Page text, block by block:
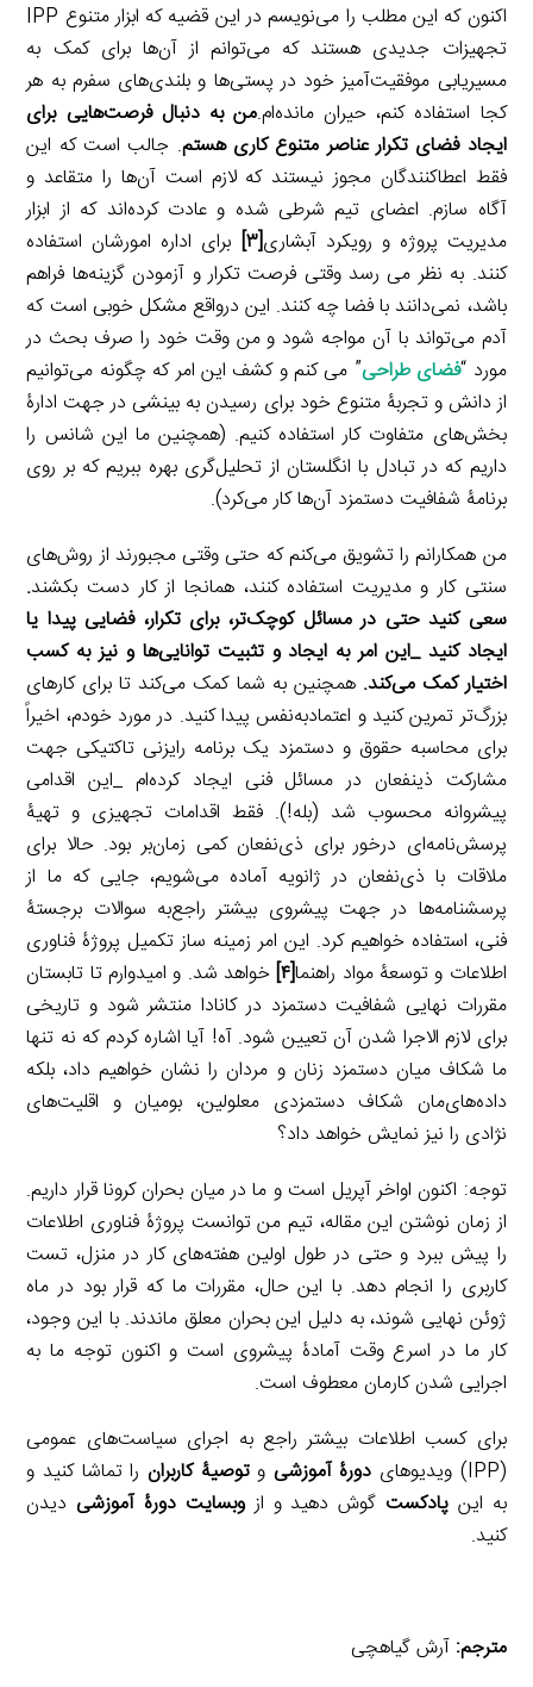
اکنون که این مطلب را می‌نویسم در این قضیه که ابزار متنوع IPP
تجهیزات جدیدی هستند که می‌توانم از آن‌ها برای کمک به
مسیریابی موفقیت‌آمیز خود در پستی‌ها و بلندی‌های سفرم به هر
کجا استفاده کنم، حیران مانده‌ام.من به دنبال فرصت‌هایی برای
ایجاد فضایتکرارعناصر متنوع کاری هستم. جالب است که این
فقط اعطاکنندگان مجوز نیستند که لازم است آن‌ها را متقاعد و
آگاه سازم. اعضای تیم شرطی شده و عادت کرده‌اند که از ابزار
مدیریت پروژه و رویکرد آبشاری[۳]
برای اداره‌ امورشان استفاده
کنند. به نظر می رسد وقتی فرصت تکرار و آزمودن گزینه‌ها فراهم
باشد، نمی‌دانند با فضا چه کنند. این درواقع مشکل خوبی است که
آدم می‌تواند با آن مواجه شود و من وقت خود را صرف بحث در
مورد “فضای طراحی” می کنم و کشف این امر که چگونه می‌توانیم
از دانش و تجربۀ متنوع خود برای رسیدن به بینشی در جهت ادارۀ
بخش‌های متفاوت کار استفاده کنیم. (همچنین ما این شانس را
داریم که در تبادل با انگلستان از تحلیل‌گری بهره‌ ببریم که بر روی
برنامۀ شفافیت دستمزد آن‌ها کار می‌کرد).
من همکارانم را تشویق می‌کنم که حتی وقتی مجبورند از روش‌های
سنتی کار و مدیریت استفاده کنند، همانجا از کار دست بکشند.
سعی کنید حتی در مسائل کوچک‌تر، برای تکرار، فضایی پیدا یا
ایجاد کنید_این امر به ایجاد و تثبیت توانایی‌ها و نیز به کسب
اختیار کمک می‌کند. همچنین به شما کمک می‌کند تا برای کارهای
بزرگ‌تر تمرین کنید و اعتماد‌به‌نفس پیدا کنید. در مورد خودم، اخیراً
برای محاسبه حقوق و دستمزد یک برنامه رایزنی تاکتیکی جهت
مشارکت ذینفعان در مسائل فنی ایجاد کرده‌ام _این اقدامی
پیشروانه محسوب شد (بله!). فقط اقدامات تجهیزی و تهیۀ
پرسش‌نامه‌ای درخور برای ذی‌نفعان کمی زمان‌‌بر بود. حالا برای
ملاقات با ذی‌نفعان در ژانویه آماده می‌شویم، جایی که ما از
پرسشنامه‌ها در جهت پیشروی بیشتر راجع‌به سوالات برجستۀ
فنی، استفاده خواهیم کرد. این امر زمینه ساز تکمیل پروژۀ فناوری
اطلاعات و توسعۀ مواد راهنما[۴]
خواهد شد. و امیدوارم تا تابستان
مقررات نهایی شفافیت دستمزد در کانادا منتشر شود و تاریخی
برای لازم الاجرا شدن آن تعیین شود. آه! آیا اشاره کردم که نه تنها
ما شکاف میان دستمزد زنان و مردان را نشان خواهیم داد، بلکه
داده‌های‌مان شکاف دستمزدی معلولین، بومیان و اقلیت‌های
نژادی را نیز نمایش خواهد داد؟
توجه: اکنون اواخر آپریل است و ما در میان بحران کرونا قرار داریم.
از زمان نوشتن این مقاله، تیم من توانست پروژۀ فناوری اطلاعات
را پیش ببرد و حتی در طول اولین هفته‌های کار در منزل، تست
کاربری را انجام دهد. با این حال، مقررات ما که قرار بود در ماه
ژوئن نهایی شوند، به دلیل این بحران معلق ماندند. با این وجود،
کار ما در اسرع وقت آمادۀ پیشروی است و اکنون توجه ما به
اجرایی شدن کارمان معطوف است.
برای کسب اطلاعات بیشتر راجع‌ به اجرای سیاست‌های عمومی
(IPP) ویدیو‌های
دورۀ آموزشی وتوصیۀ کاربران را تماشا کنید و
به اینپادکست گوش دهید و ازوبسایت دورۀ آموزشیدیدن
کنید.
مترجم: آرش گیاهچی